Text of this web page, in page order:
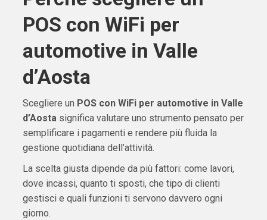
POS con WiFi per
automotive in Valle
d’Aosta
Scegliere un POS con WiFi per automotive in Valle
d’Aostasignifica valutare uno strumento pensato per
semplificare i pagamenti e rendere più fluida la
gestione quotidiana dell’attività.
La scelta giusta dipende da più fattori: come lavori,
dove incassi, quanto ti sposti, che tipo di clienti
gestisci e quali funzioni ti servono davvero ogni
giorno.